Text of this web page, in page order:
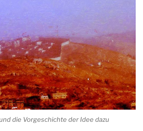
die Vorgeschichte der Idee dazu